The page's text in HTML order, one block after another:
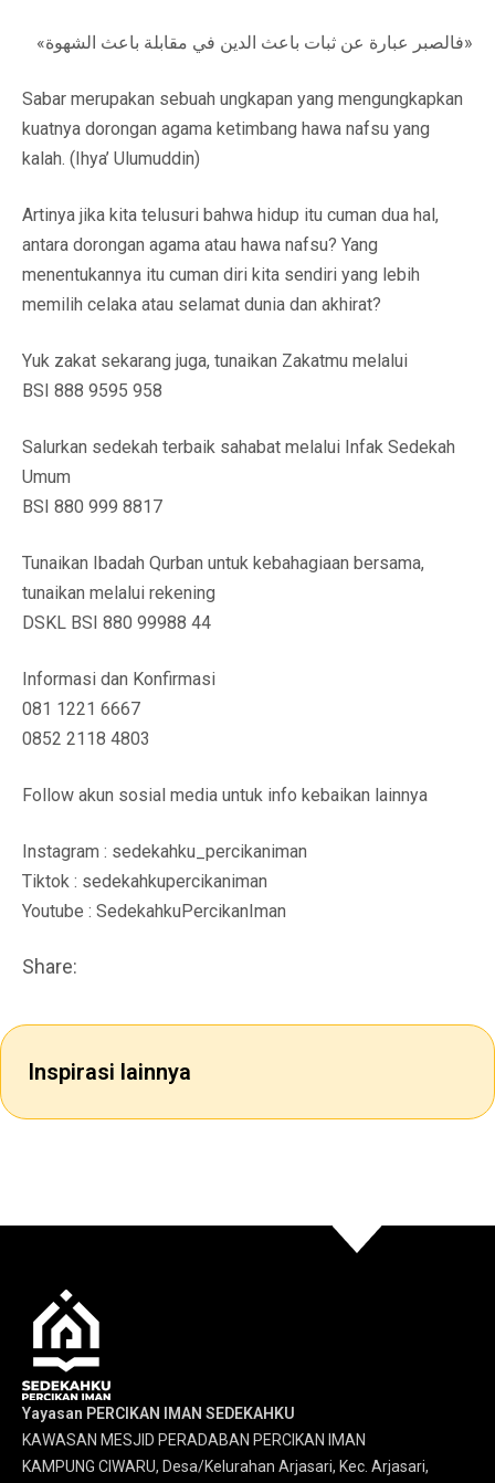
«فالصبر عبارة عن ثبات باعث الدين في مقابلة باعث الشهوة»
Sabar merupakan sebuah ungkapan yang mengungkapkan
kuatnya dorongan agama ketimbang hawa nafsu yang
kalah. (Ihya’ Ulumuddin)
Artinya jika kita telusuri bahwa hidup itu cuman dua hal,
antara dorongan agama atau hawa nafsu? Yang
menentukannya itu cuman diri kita sendiri yang lebih
memilih celaka atau selamat dunia dan akhirat?
Yuk zakat sekarang juga, tunaikan Zakatmu melalui
BSI 888 9595 958
Salurkan sedekah terbaik sahabat melalui Infak Sedekah
Umum
BSI 880 999 8817
Tunaikan Ibadah Qurban untuk kebahagiaan bersama,
tunaikan melalui rekening
DSKL BSI 880 99988 44
Informasi dan Konfirmasi
081 1221 6667
0852 2118 4803
Follow akun sosial media untuk info kebaikan lainnya
Instagram : sedekahku_percikaniman
Tiktok : sedekahkupercikaniman
Youtube : SedekahkuPercikanIman
Share:
Inspirasi lainnya
Yayasan PERCIKAN IMAN SEDEKAHKU
KAWASAN MESJID PERADABAN PERCIKAN IMAN
KAMPUNG CIWARU, Desa/Kelurahan Arjasari, Kec. Arjasari,